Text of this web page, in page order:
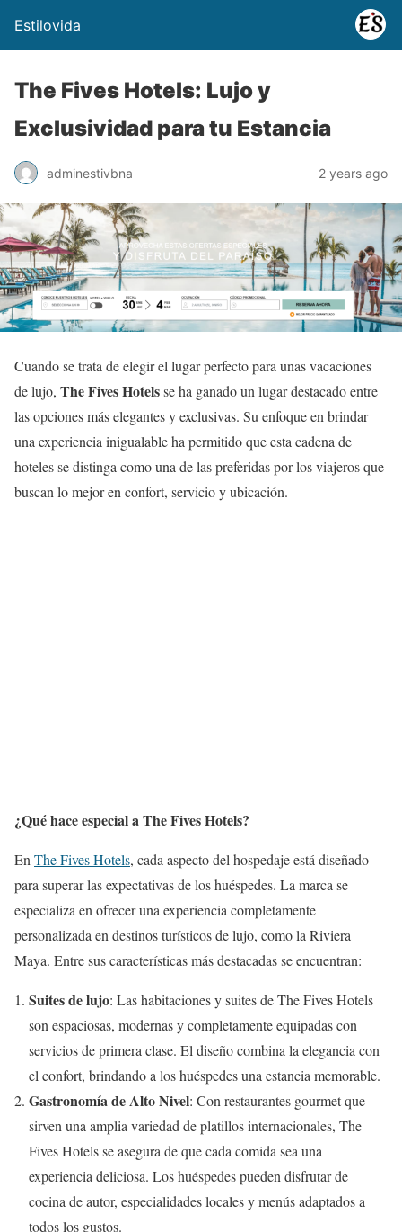
Estilovida
The Fives Hotels: Lujo y
Exclusividad para tu Estancia
adminestivbna 2 years ago
Cuando se trata de elegir el lugar perfecto para unas vacaciones
de lujo, The Fives Hotelsse ha ganado un lugar destacado entre
las opciones más elegantes y exclusivas. Su enfoque en brindar
una experiencia inigualable ha permitido que esta cadena de
hoteles se distinga como una de las preferidas por los viajeros que
buscan lo mejor en confort, servicio y ubicación.
¿Qué hace especial a The Fives Hotels?
EnThe Fives Hotels, cada aspecto del hospedaje está diseñado
para superar las expectativas de los huéspedes. La marca se
especializa en ofrecer una experiencia completamente
personalizada en destinos turísticos de lujo, como la Riviera
Maya. Entre sus características más destacadas se encuentran:
Suites de lujo: Las habitaciones y suites de The Fives Hotels
son espaciosas, modernas y completamente equipadas con
servicios de primera clase. El diseño combina la elegancia con
el confort, brindando a los huéspedes una estancia memorable.
Gastronomía de Alto Nivel: Con restaurantes gourmet que
sirven una amplia variedad de platillos internacionales, The
Fives Hotels se asegura de que cada comida sea una
experiencia deliciosa. Los huéspedes pueden disfrutar de
cocina de autor, especialidades locales y menús adaptados a
todos los gustos.